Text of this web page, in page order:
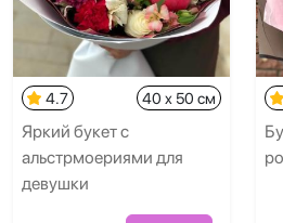
4.7 40 x 50 см
Яркий букет с
альстрмоериями для
девушки